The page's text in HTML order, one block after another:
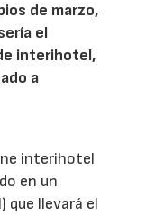
de marzo,
el
interihotel,
a
interihotel
en un
llevará el